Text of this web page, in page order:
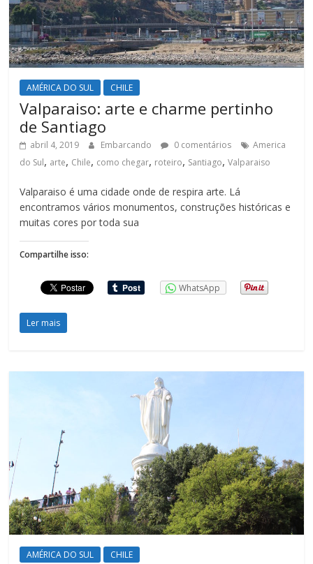
AMÉRICA DO SUL CHILE
Valparaiso: arte e charme pertinho
de Santiago
abril 4, 2019 Embarcando 0 comentários
America
do Sul, arte, Chile, como chegar, roteiro, Santiago,Valparaiso
Valparaiso é uma cidade onde de respira arte. Lá
encontramos vários monumentos, construções históricas e
muitas cores por toda sua
Compartilhe isso:
WhatsApp
Ler mais
AMÉRICA DO SUL CHILE